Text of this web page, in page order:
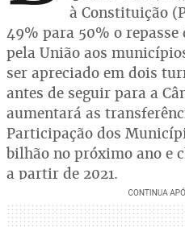
à Constituição
49% para 50% o repasse
pela União aos
ser apreciado em dois
antes de seguir para a
aumentará as
Participação dos
bilhão no próximo ano e
a partir de 2021.